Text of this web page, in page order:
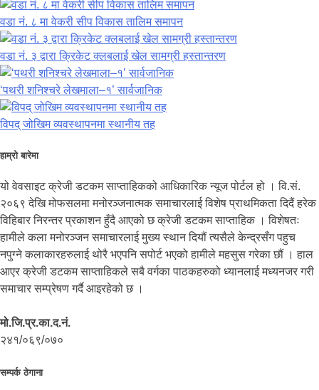
वडा नं. ८ मा वेकरी सीप विकास तालिम समापन
वडा नं. ३ द्वारा क्रिकेट क्लबलाई खेल सामग्री हस्तान्तरण
‘पथरी शनिश्चरे लेखमाला–१’ सार्वजानिक
विपद् जोखिम व्यवस्थापनमा स्थानीय तह
हाम्रो बारेमा
यो वेवसाइट क्रेजी डटकम साप्ताहिकको आधिकारिक न्यूज पोर्टल हो । वि.सं.
२०६९ देखि मोफसलमा मनोरञ्जनात्मक समाचारलाई विशेष प्राथमिकता दिदैं हरेक
विहिबार निरन्तर प्रकाशन हुँदै आएको छ क्रेजी डटकम साप्ताहिक । विशेषतः
हामीले कला मनोरञ्जन समाचारलाई मुख्य स्थान दियौं त्यसैले केन्द्रसँग पहुच
नपुग्ने कलाकारहरुलाई थोरै भएपनि सपोर्ट भएको हामीले महसुस गरेका छौं । हाल
आएर क्रेजी डटकम साप्ताहिकले सबै वर्गका पाठकहरुको ध्यानलाई मध्यनजर गरी
समाचार सम्प्रेषण गर्दै आइरहेको छ ।
मो.जि.प्र.का.द.नं.
२४१/०६९/०७०
सम्पर्क ठेगाना